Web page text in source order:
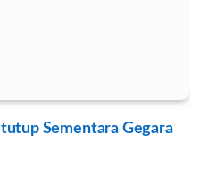
Sementara Gegara